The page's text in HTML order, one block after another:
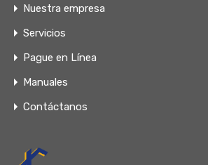
Nuestra empresa
Servicios
Pague en Línea
Manuales
Contáctanos